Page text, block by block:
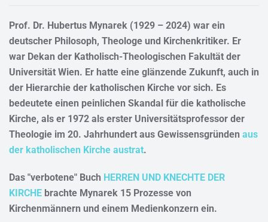
Prof. Dr. Hubertus Mynarek (1929 – 2024) war ein
deutscher Philosoph, Theologe und Kirchenkritiker. Er
war Dekan der Katholisch-Theologischen Fakultät der
Universität Wien. Er hatte eine glänzende Zukunft, auch in
der Hierarchie der katholischen Kirche vor sich. Es
bedeutete einen peinlichen Skandal für die katholische
Kirche, als er 1972 als erster Universitätsprofessor der
Theologie im 20. Jahrhundert aus Gewissensgründen aus
der katholischen Kirche austrat.
Das "verbotene" Buch HERREN UND KNECHTE DER
KIRCHE brachte Mynarek 15 Prozesse von
Kirchenmännern und einem Medienkonzern ein.